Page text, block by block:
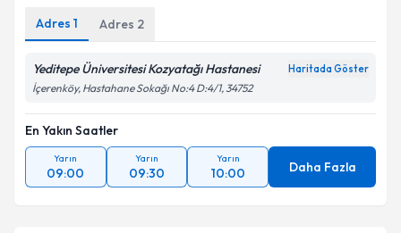
Adres 1 Adres 2
Yeditepe Üniversitesi Kozyatağı Hastanesi Haritada Göster
İçerenköy, Hastahane Sokağı No:4 D:4/1, 34752
En Yakın Saatler
Yarın
09:00
Yarın
09:30
Yarın
10:00 Daha Fazla